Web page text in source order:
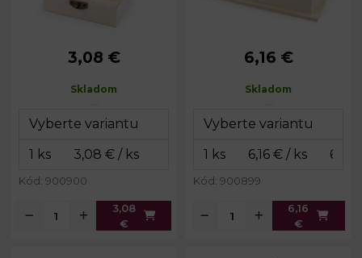
Rozmery:
7 x 11 cm
3,08 €
Skladom
Kód: 900900
3,08
€
Rozmery:
12,5 x 17,5 cm
6,16 €
Skladom
Kód: 900899
6,16
€